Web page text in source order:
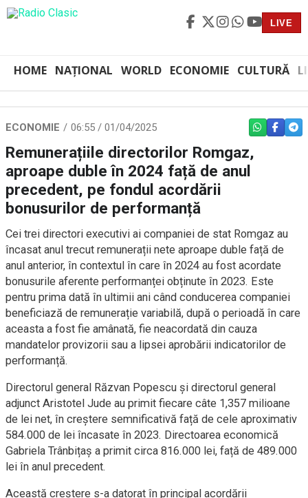
LIVE
HOME NAȚIONAL WORLD ECONOMIE CULTURĂ
ECONOMIE 06:55 / 01/04/2025 WHATSAPP
Remunerațiile directorilor Romgaz,
aproape duble în 2024 față de anul
precedent, pe fondul acordării
bonusurilor de performanță
Cei trei directori executivi ai companiei de stat Romgaz au
încasat anul trecut remunerații nete aproape duble față de
anul anterior, în contextul în care în 2024 au fost acordate
bonusurile aferente performanței obținute în 2023. Este
pentru prima dată în ultimii ani când conducerea companiei
beneficiază de remunerație variabilă, după o perioadă în care
aceasta a fost fie amânată, fie neacordată din cauza
mandatelor provizorii sau a lipsei aprobării indicatorilor de
performanță.
Directorul general Răzvan Popescu și directorul general
adjunct Aristotel Jude au primit fiecare câte 1,357 milioane
de lei net, în creștere semnificativă față de cele aproximativ
584.000 de lei încasate în 2023. Directoarea economică
Gabriela Trânbițaș a primit circa 816.000 lei, față de 489.000
lei în anul precedent.
Această creștere s-a datorat în principal acordării